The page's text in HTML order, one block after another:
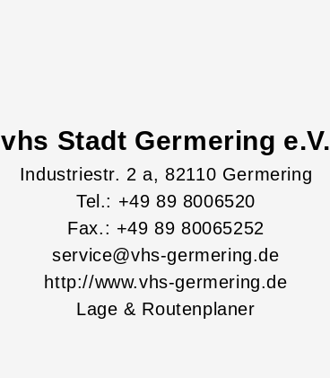
vhs Stadt Germering e.V.
Industriestr. 2 a, 82110 Germering
Tel.: +49 89 8006520
Fax.: +49 89 80065252
service@vhs-germering.de
http://www.vhs-germering.de
Lage & Routenplaner